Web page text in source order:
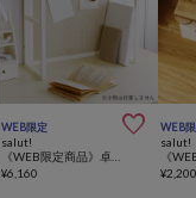
WEB限定 
salut!
¥6,160
WEB
salut!
¥